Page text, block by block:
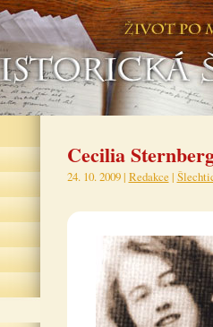
Cecilia
24. 10. 2009 | Redakce |